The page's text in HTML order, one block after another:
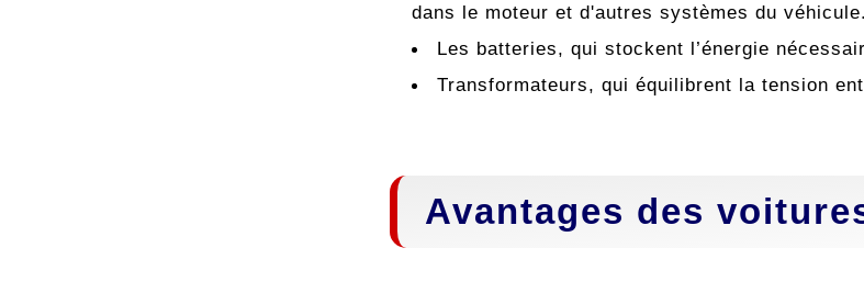
dans le moteur et d'autres systèmes du véhicule.
Les batteries, qui stockent l’énergie
Transformateurs, qui équilibrent la tension
Avantages des